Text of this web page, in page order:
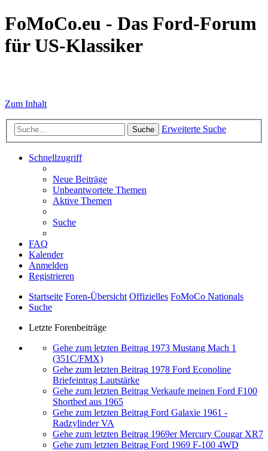
FoMoCo.eu - Das Ford-Forum
für US-Klassiker
Zum Inhalt
Suche Erweiterte Suche
Schnellzugriff
Neue Beiträge
Unbeantwortete Themen
Aktive Themen
Suche
FAQ
Kalender
Anmelden
Registrieren
Startseite Foren-Übersicht Offizielles FoMoCo Nationals
Suche
Letzte Forenbeiträge
Gehe zum letzten Beitrag 1973 Mustang Mach 1
(351C/FMX)
Gehe zum letzten Beitrag 1978 Ford Econoline
Briefeintrag Lautstärke
Gehe zum letzten Beitrag Verkaufe meinen Ford F100
Shortbed aus 1965
Gehe zum letzten Beitrag Ford Galaxie 1961 -
Radzylinder VA
Gehe zum letzten Beitrag 1969er Mercury Cougar XR7
Gehe zum letzten Beitrag Ford 1969 F-100 4WD